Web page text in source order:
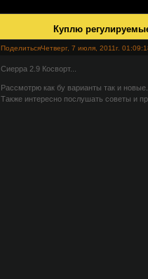
Куплю
ПоделитьсяЧетверг, 7 июля, 2011г.
Сиерра 2.9 Косворт...
Рассмотрю как бу варианты так и
Также интересно послушать советы и